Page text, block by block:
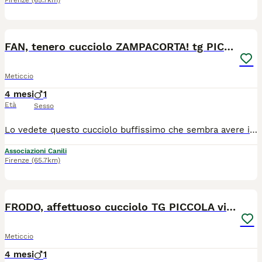
FAN, tenero cucciolo ZAMPACORTA! tg PICCOLA
Meticcio
4 mesi
Età
1
Sesso
Lo vedete questo cucciolo buffissimo che sembra avere il muso diviso a metà, quasi come se avesse una maschera da supereroe? E' Fan, un cucciolotto di 4 mesi, taglia piccola (entro i 10kg da adulto, dalle foto sembra grande ma è un nanetto dalle zampe corte, la sua mamma è una scricciolina di 6kg appena), e ci ha conquistati tutti con i suoi colori particolari le sue fattezze da lombricone (è lungo ma bassino, fa ridere!) e la sua scoppiettante simpatia. E' sempre allegro e felice, e se ci fate caso in alcune foto sembra anche sorridere! Porta tantissima allegria, con lui vicino vi assicuriamo che è impossibile sentirsi tristi, vi tirerà su di morale in pochi secondi. E' un gran giocherellone, curioso e sveglio. Certo, non vi nascondiamo che all'inizio è un po' impaurito da chi non conosce, la vita in box gli ha impedito di fare grosse esperienze per ora quindi ogni novità lo spaventa un po', ma siamo certi che se avrete un po' di pazienza, dolcezza e proverete a comprenderlo ed aiutarlo, presto si aprira con voi come ha fatto con noi! Con chi conosce e con chi ha confidenza, infatti è affettuoso da morire! Dire che è un coccolone è dire poco, è un gran ruffiano che elemosina carezze e grattini a destra e a manca, senza sosta. Starebbe ore a farsi coccolare, dategli la possibilità di farlo e non vi si staccherà più. Vorremmo toglierlo dal rifugio e vederlo con una famiglia amato e felice. Ci riusciremo? Cerca casa in TOSCANA. Se siete interessati contattateci via WHATSAPP al 3890452494. Mandateci un messaggio di presentazione (raccontandoci un po' di voi, di dove vivrebbe e della vita che farebbe in vostra compagnia). Vi richiameremo.
Associazioni Canili
Firenze (65.7km)
FRODO, affettuoso cucciolo TG PICCOLA vi aspetta!
Meticcio
4 mesi 1